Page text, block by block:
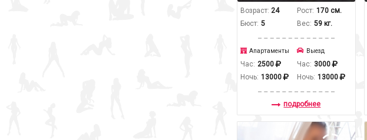
Возраст: 24
Бюст: 5
Рост: 170 см.
Вес: 59 кг.
Апартаменты
Час: 2500
Ночь: 13000
Выезд
Час: 3000
Ночь: 13000
подробнее